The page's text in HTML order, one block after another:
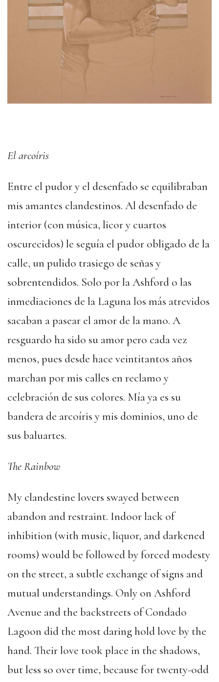
El arcoíris
Entre el pudor y el desenfado se equilibraban
mis amantes clandestinos. Al desenfado de
interior (con música, licor y cuartos
oscurecidos) le seguía el pudor obligado de la
calle, un pulido trasiego de señas y
sobrentendidos. Solo por la Ashford o las
inmediaciones de la Laguna los más atrevidos
sacaban a pasear el amor de la mano. A
resguardo ha sido su amor pero cada vez
menos, pues desde hace veintitantos años
marchan por mis calles en reclamo y
celebración de sus colores. Mía ya es su
bandera de arcoíris y mis dominios, uno de
sus baluartes.
The Rainbow
My clandestine lovers swayed between
abandon and restraint. Indoor lack of
inhibition (with music, liquor, and darkened
rooms) would be followed by forced modesty
on the street, a subtle exchange of signs and
mutual understandings. Only on Ashford
Avenue and the backstreets of Condado
Lagoon did the most daring hold love by the
hand. Their love took place in the shadows,
but less so over time, because for twenty-odd